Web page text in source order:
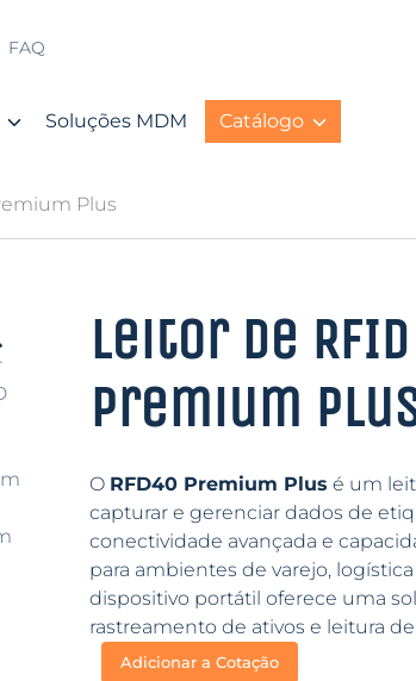
FAQ
Soluções MDM Catálogo
Plus
Leitor de
Premium
O RFD40 Premium Plus é um
capturar e gerenciar dados de
conectividade avançada e
para ambientes de varejo,
dispositivo portátil oferece uma
rastreamento de ativos e leitura
Adicionar a Cotação